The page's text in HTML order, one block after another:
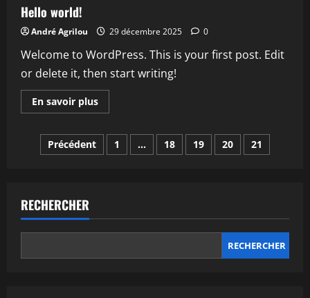
:
visites,
et
2026
Hello world!
André Agrilou 29 décembre 2025 0
Welcome to WordPress. This is your first post. Edit
or delete it, then start writing!
En savoir plusEn
savoir
Hello
world!
Pagination
publications
Précédent 1 … 18 19 20 21
RECHERCHER
RECHERCHER